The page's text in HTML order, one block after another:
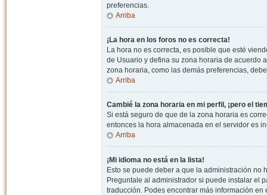
preferencias.
Arriba
¡La hora en los foros no es correcta!
La hora no es correcta, es posible que esté
de Usuario y defina su zona horaria de acuerdo
zona horaria, como las demás preferencias,
Arriba
Cambié la zona horaria en mi perfil, ¡pero el
Si está seguro de que de la zona horaria es
entonces la hora almacenada en el servidor es
Arriba
¡Mi idioma no está en la lista!
Esto se puede deber a que la administración no
Preguntale al administrador si puede instalar el
traducción. Podes encontrar más información